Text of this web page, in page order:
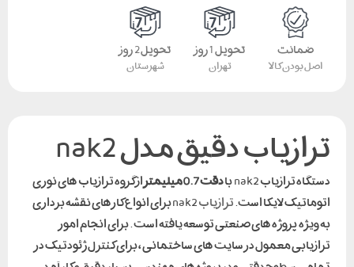
ضمانت
اصل بودن کالا
تحویل 1 روز
تهران
تحویل 2 روز
شهرستان
ترازیاب دقیق مدل nak2
دستگاه ترازیاب nak2 با دقت 0.7 میلیمتر
از گروه ترازیاب های نوری
اتوماتیک لایکا است.ترازیاب
nak2 برای انواع کارهای نقشه برداری
به ویژه پروژه های صنعتی توسعه یافته است . برای انجام امور
ترازیابی معمول در سایت های ساختمانی ، برای کنترل ژئودتیک در